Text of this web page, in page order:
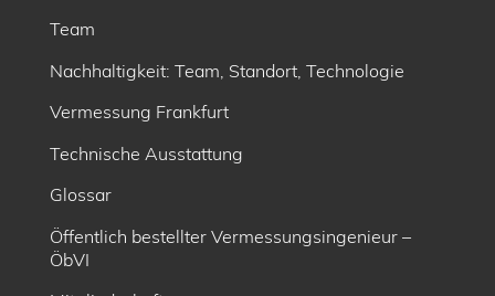
Team
Nachhaltigkeit: Team, Standort, Technologie
Vermessung Frankfurt
Technische Ausstattung
Glossar
Öffentlich bestellter Vermessungsingenieur –
ÖbVI